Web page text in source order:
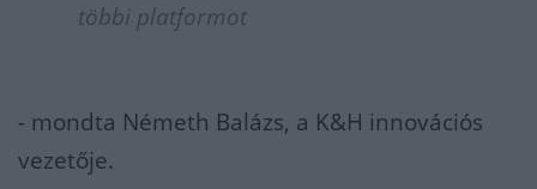
többi platformot
- mondta Németh Balázs, a K&H innovációs
vezetője.